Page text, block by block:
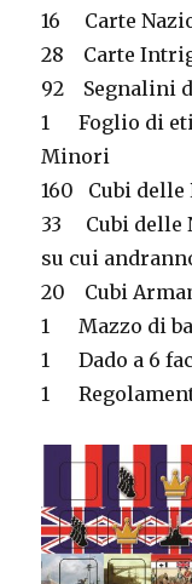
16 Carte
28 Carte
92 Segnalini
1Foglio di
Minori
160 Cubi delle
33 Cubi
su cui
20 Cubi
1 Mazzo di
1Dado a 6
1